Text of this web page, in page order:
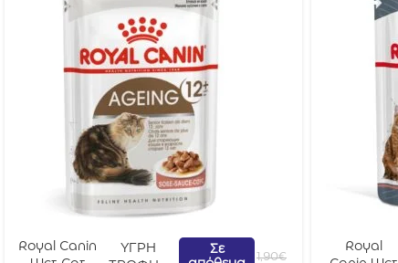
Royal Canin
ΥΓΡΗ
Σε
1,90€
Royal